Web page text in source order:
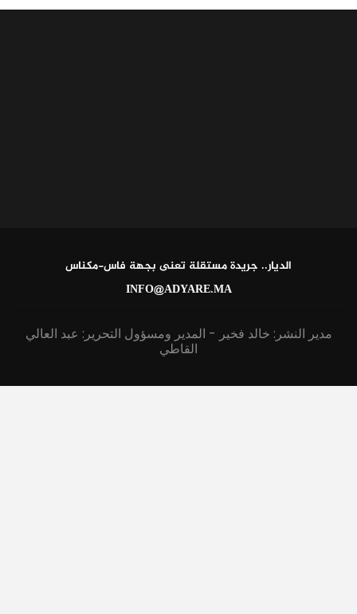
الديار.. جريدة مستقلة تعنى بجهة فاس-مكناس
INFO@ADYARE.MA
مدير النشر: خالد فخير - المدير ومسؤول التحرير: عبد العالي
القاطي